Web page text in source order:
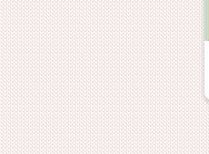
分から放送
ロケ地：浄
訪れた方：
さん、泉谷